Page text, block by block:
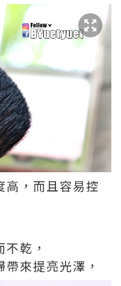
高，而且容易控
乾，
來提亮光澤，